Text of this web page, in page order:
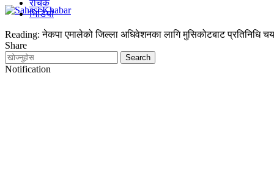
रोचक
भिडियो
Reading: नेकपा एमालेको जिल्ला अधिवेशनका लागि मुसिकोटबाट प्रतिनिधि
Share
Notification